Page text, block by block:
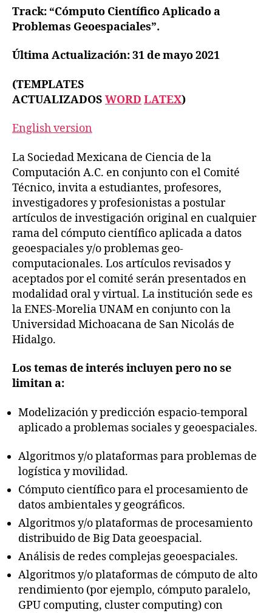
Track: “Cómputo CientíficoAplicado a
Problemas Geoespaciales”.
Última Actualización: 31 de mayo 2021
(TEMPLATES
ACTUALIZADOS WORD LATEX)
English version
La Sociedad Mexicana de Ciencia de la
Computación A.C. en conjunto con el Comité
Técnico, invita a estudiantes, profesores,
investigadores y profesionistas a postular
artículos de investigación original en cualquier
rama del cómputo científico aplicada a datos
geoespaciales y/o problemas geo-
computacionales. Los artículos revisados y
aceptados por el comité serán presentados en
modalidad oral y virtual. La institución sede es
la ENES-Morelia UNAM en conjunto con la
Universidad Michoacana de San Nicolás de
Hidalgo.
Los temas de interés incluyen pero no se
limitan a:
Modelización y predicción espacio-temporal
aplicado a problemas sociales y geoespaciales.
Algoritmos y/o plataformas para problemas de
logística y movilidad.
Cómputo científico para el procesamiento de
datos ambientales y geográficos.
Algoritmos y/o plataformas de procesamiento
distribuido de Big Data geoespacial.
Análisis de redes complejas geoespaciales.
Algoritmos y/o plataformas de cómputo de alto
rendimiento (por ejemplo, cómputo paralelo,
GPU computing, cluster computing) con